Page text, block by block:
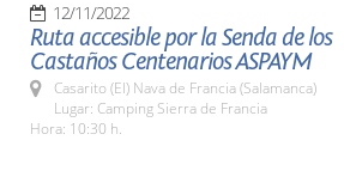
12/11/2022
Ruta accesible por la Senda de los
Castaños Centenarios ASPAYM
Casarito (El) Nava de Francia (Salamanca)
Lugar: Camping Sierra de Francia
Hora: 10:30 h.